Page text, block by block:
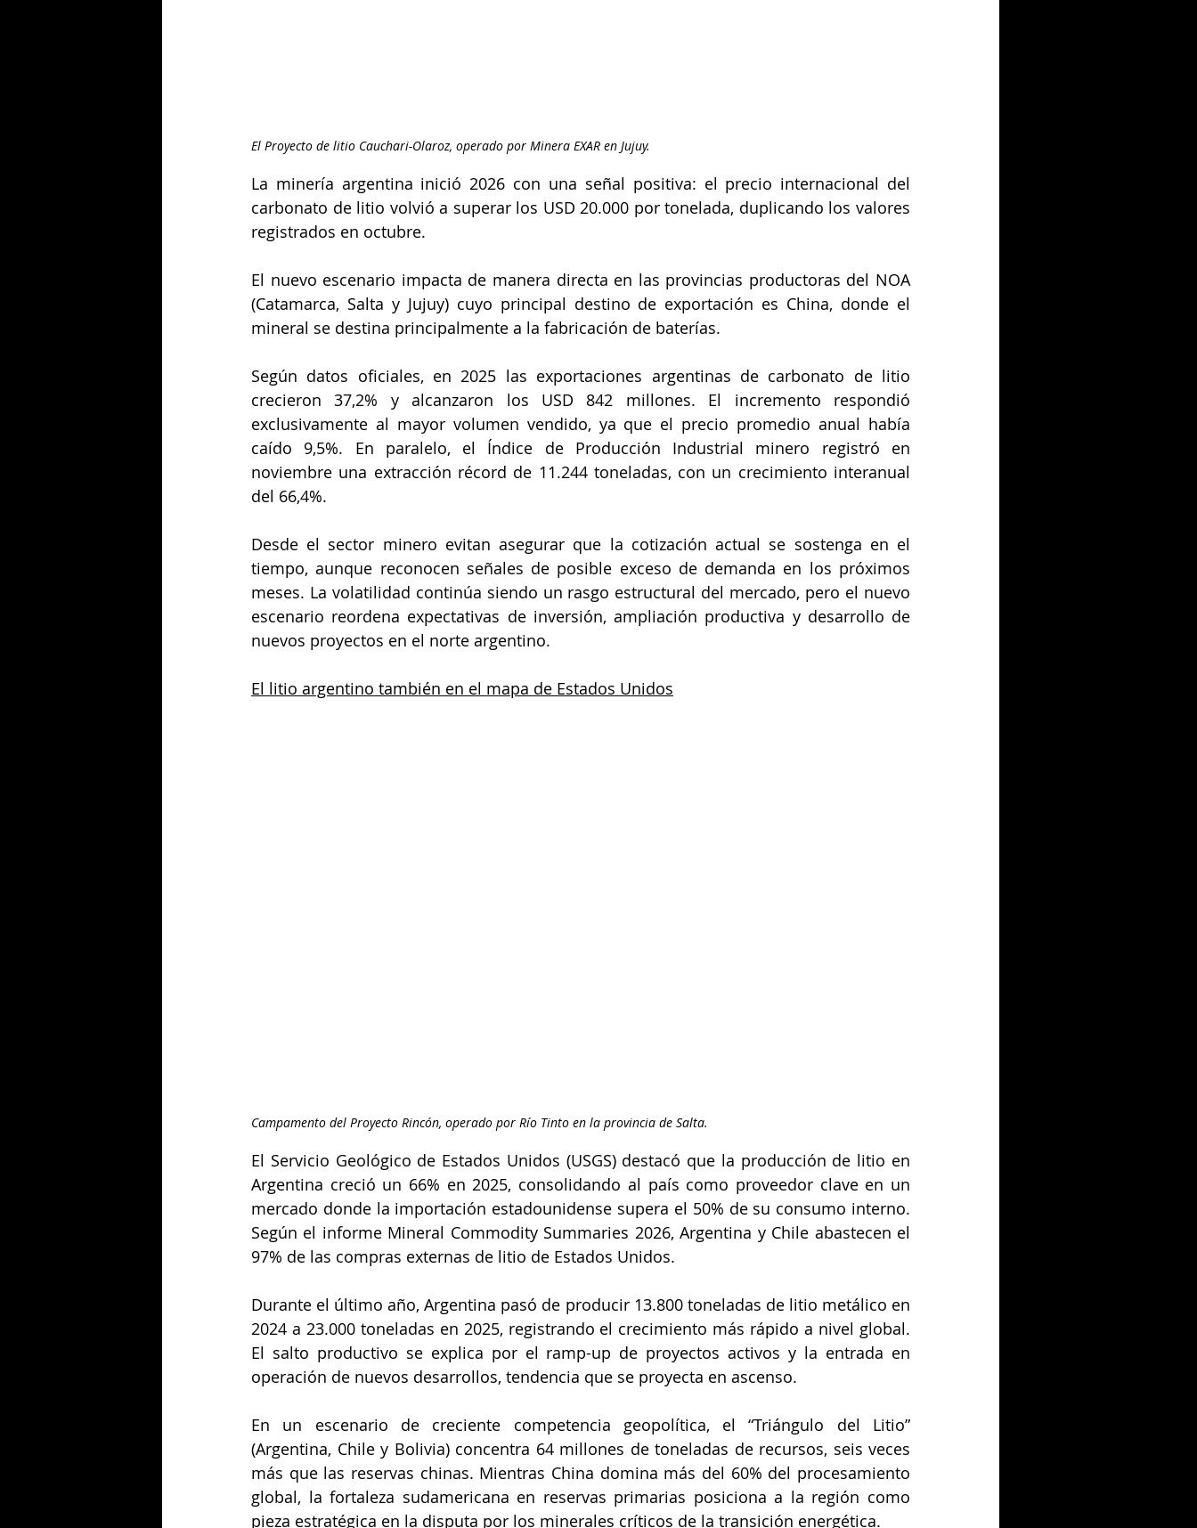
El Proyecto de litio Cauchari-Olaroz, operado por Minera EXAR en Jujuy.
La minería argentina inició 2026 con una señal positiva: el precio internacional del
carbonato de litio volvió a superar los USD 20.000 por tonelada, duplicando los valores
registrados en octubre.
El nuevo escenario impacta de manera directa en las provincias productoras del NOA
(Catamarca, Salta y Jujuy) cuyo principal destino de exportación es China, donde el
mineral se destina principalmente a la fabricación de baterías.
Según datos oficiales, en 2025 las exportaciones argentinas de carbonato de litio
crecieron 37,2% y alcanzaron los USD 842 millones. El incremento respondió
exclusivamente al mayor volumen vendido, ya que el precio promedio anual había
caído 9,5%. En paralelo, el Índice de Producción Industrial minero registró en
noviembre una extracción récord de 11.244 toneladas, con un crecimiento interanual
del 66,4%.
Desde el sector minero evitan asegurar que la cotización actual se sostenga en el
tiempo, aunque reconocen señales de posible exceso de demanda en los próximos
meses. La volatilidad continúa siendo un rasgo estructural del mercado, pero el nuevo
escenario reordena expectativas de inversión, ampliación productiva y desarrollo de
nuevos proyectos en el norte argentino.
El litio argentino también en el mapa de Estados Unidos
Campamento del Proyecto Rincón, operado por Río Tinto en la provincia de Salta.
El Servicio Geológico de Estados Unidos (USGS) destacó que la producción de litio en
Argentina creció un 66% en 2025, consolidando al país como proveedor clave en un
mercado donde la importación estadounidense supera el 50% de su consumo interno.
Según el informe Mineral Commodity Summaries 2026, Argentina y Chile abastecen el
97% de las compras externas de litio de Estados Unidos.
Durante el último año, Argentina pasó de producir 13.800 toneladas de litio metálico en
2024 a 23.000 toneladas en 2025, registrando el crecimiento más rápido a nivel global.
El salto productivo se explica por el ramp-up de proyectos activos y la entrada en
operación de nuevos desarrollos, tendencia que se proyecta en ascenso.
En un escenario de creciente competencia geopolítica, el “Triángulo del Litio”
(Argentina, Chile y Bolivia) concentra 64 millones de toneladas de recursos, seis veces
más que las reservas chinas. Mientras China domina más del 60% del procesamiento
global, la fortaleza sudamericana en reservas primarias posiciona a la región como
pieza estratégica en la disputa por los minerales críticos de la transición energética.